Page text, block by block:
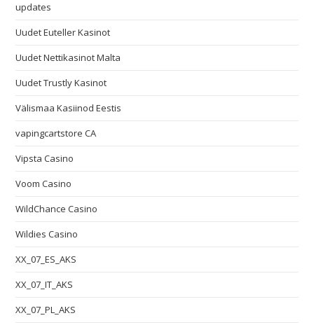
updates
Uudet Euteller Kasinot
Uudet Nettikasinot Malta
Uudet Trustly Kasinot
Välismaa Kasiinod Eestis
vapingcartstore CA
Vipsta Casino
Voom Casino
WildChance Casino
Wildies Casino
XX_07_ES_AKS
XX_07_IT_AKS
XX_07_PL_AKS